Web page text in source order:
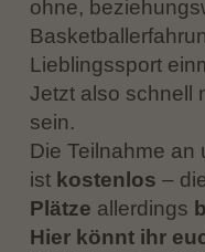
ohne,
Lieblingssport
Jetzt also schnell
sein.
Die Teilnahme an
ist kostenlos –
Plätze allerdings
Hier könnt ihr